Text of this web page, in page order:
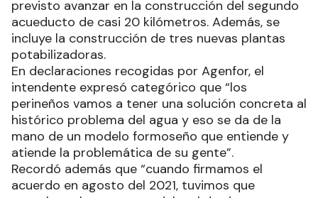
previsto avanzar en la construcción del segundo
acueducto de casi 20 kilómetros. Además, se
incluye la construcción de tres nuevas plantas
potabilizadoras.
En declaraciones recogidas por Agenfor, el
intendente expresó categórico que “los
perineños vamos a tener una solución concreta al
histórico problema del agua y eso se da de la
mano de un modelo formoseño que entiende y
atiende la problemática de su gente”.
Recordó además que “cuando firmamos el
acuerdo en agosto del 2021, tuvimos que